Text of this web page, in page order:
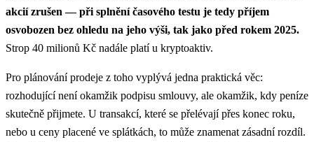
akcií zrušen — při splnění časového testu je tedy příjem
osvobozen bez ohledu na jeho výši, tak jako před rokem 2025.
Strop 40 milionů Kč nadále platí u kryptoaktiv.
Pro plánování prodeje z toho vyplývá jedna praktická věc:
rozhodující není okamžik podpisu smlouvy, ale okamžik, kdy peníze
skutečně přijmete. U transakcí, které se přelévají přes konec roku,
nebo u ceny placené ve splátkách, to může znamenat zásadní rozdíl.